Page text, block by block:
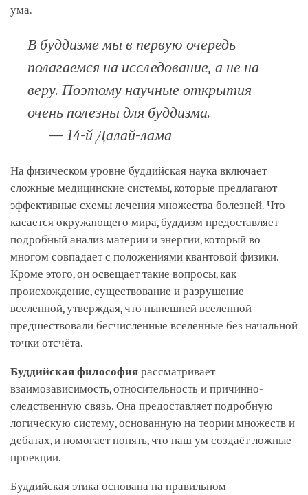
ума.
В буддизме мы в первую очередь
полагаемся на исследование, а не на
веру. Поэтому научные открытия
очень полезны для буддизма.
— 14-й Далай-лама
На физическом уровне буддийская наука включает
сложные медицинские системы, которые предлагают
эффективные схемы лечения множества болезней. Что
касается окружающего мира, буддизм предоставляет
подробный анализ материи и энергии, который во
многом совпадает с положениями квантовой физики.
Кроме этого, он освещает такие вопросы, как
происхождение, существование и разрушение
вселенной, утверждая, что нынешней вселенной
предшествовали бесчисленные вселенные без начальной
точки отсчёта.
Буддийская философия рассматривает
взаимозависимость, относительность и причинно-
следственную связь. Она предоставляет подробную
логическую систему, основанную на теории множеств и
дебатах, и помогает понять, что наш ум создаёт ложные
проекции.
Буддийская этика основана на правильном